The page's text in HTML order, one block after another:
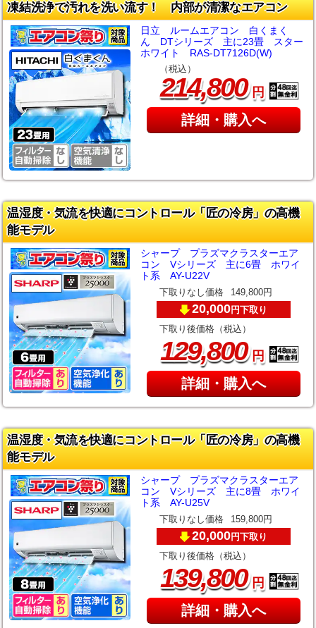
凍結洗浄で汚れを洗い流す！ 内部が清潔なエアコン
日立 ルームエアコン 白くまく
ん DTシリーズ 主に23畳 スター
ホワイト RAS-DT7126D(W)
（税込）
214,800円
詳細・購入へ
温湿度・気流を快適にコントロール「匠の冷房」の高機
能モデル
シャープ プラズマクラスターエア
コン Vシリーズ 主に6畳 ホワイ
ト系 AY-U22V
下取りなし価格 149,800円
20,000円下取り
下取り後価格（税込）
129,800円
詳細・購入へ
温湿度・気流を快適にコントロール「匠の冷房」の高機
能モデル
シャープ プラズマクラスターエア
コン Vシリーズ 主に8畳 ホワイ
ト系 AY-U25V
下取りなし価格 159,800円
20,000円下取り
下取り後価格（税込）
139,800円
詳細・購入へ